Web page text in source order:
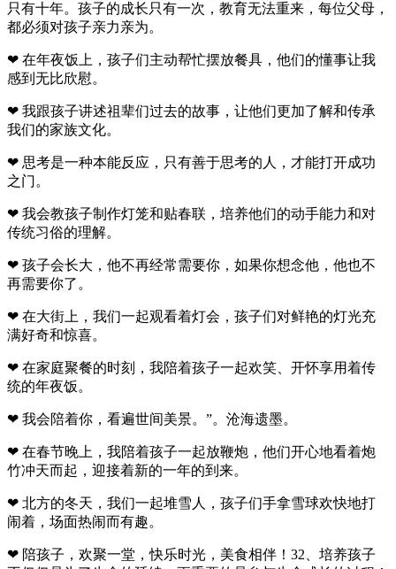
只有十年。孩子的成长只有一次，教育无法重来，每位父母，
都必须对孩子亲力亲为。
❤ 在年夜饭上，孩子们主动帮忙摆放餐具，他们的懂事让我
感到无比欣慰。
❤ 我跟孩子讲述祖辈们过去的故事，让他们更加了解和传承
我们的家族文化。
❤ 思考是一种本能反应，只有善于思考的人，才能打开成功
之门。
❤ 我会教孩子制作灯笼和贴春联，培养他们的动手能力和对
传统习俗的理解。
❤ 孩子会长大，他不再经常需要你，如果你想念他，他也不
再需要你了。
❤ 在大街上，我们一起观看着灯会，孩子们对鲜艳的灯光充
满好奇和惊喜。
❤ 在家庭聚餐的时刻，我陪着孩子一起欢笑、开怀享用着传
统的年夜饭。
❤ 我会陪着你，看遍世间美景。”。沧海遗墨。
❤ 在春节晚上，我陪着孩子一起放鞭炮，他们开心地看着炮
竹冲天而起，迎接着新的一年的到来。
❤ 北方的冬天，我们一起堆雪人，孩子们手拿雪球欢快地打
闹着，场面热闹而有趣。
❤ 陪孩子，欢聚一堂，快乐时光，美食相伴！32、培养孩子